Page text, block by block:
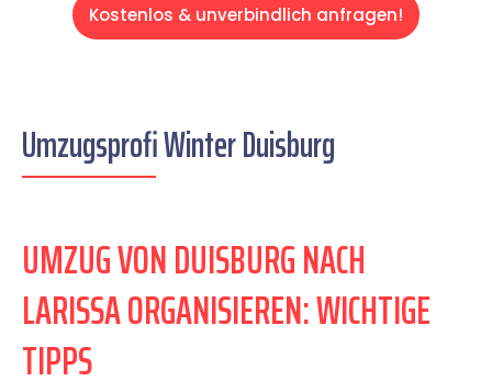
Kostenlos & unverbindlich anfragen!
Umzugsprofi Winter Duisburg
UMZUG VON DUISBURG NACH
LARISSA ORGANISIEREN: WICHTIGE
TIPPS